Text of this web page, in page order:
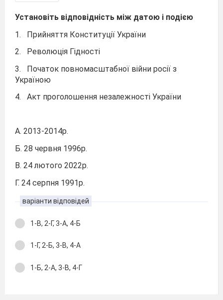
Установіть відповідність між датою і подією
1. Прийняття Конституції України
2. Революція Гідності
3. Початок повномасштабної війни росії з
Україною
4. Акт проголошення незалежності України
А. 2013-2014р.
Б. 28 червня 1996р.
В. 24 лютого 2022р.
Г. 24 серпня 1991р.
варіанти відповідей
1-В, 2-Г, 3-А, 4-Б
1-Г, 2-Б, 3-В, 4-А
1-Б, 2-А, 3-В, 4-Г